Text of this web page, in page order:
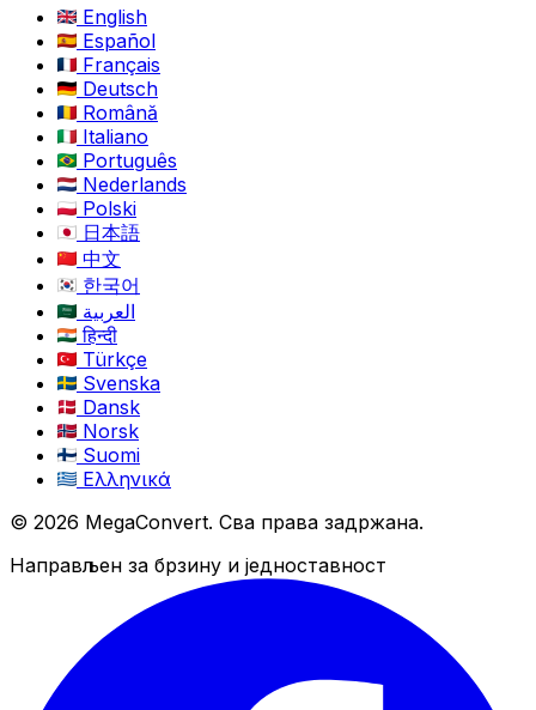
English
Español
Français
Deutsch
Română
Italiano
Português
Nederlands
Polski
日本語
中文
한국어
العربية
हिन्दी
Türkçe
Svenska
Dansk
Norsk
Suomi
Ελληνικά
© 2026 MegaConvert. Сва права задржана.
Направљен за брзину и једноставност